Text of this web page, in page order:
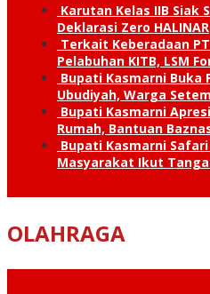
Karutan Kelas IIB Siak
Deklarasi Zero HALINAR
Terkait Keberadaan
Pelabuhan KITB, LSM
Bupati Kasmarni Buka
Ubudiyah, Warga
Bupati Kasmarni
Rumah, Bantuan
Bupati Kasmarni
Masyarakat Ikut
OLAHRAGA